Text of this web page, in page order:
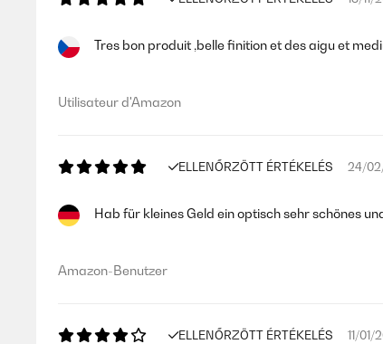
Tres bon produit ,belle finition et des aigu et
Utilisateur d'Amazon
ELLENŐRZÖTT ÉRTÉKELÉS 24/
Hab für kleines Geld ein optisch sehr schönes
Amazon-Benutzer
ELLENŐRZÖTT ÉRTÉKELÉS 11/01/